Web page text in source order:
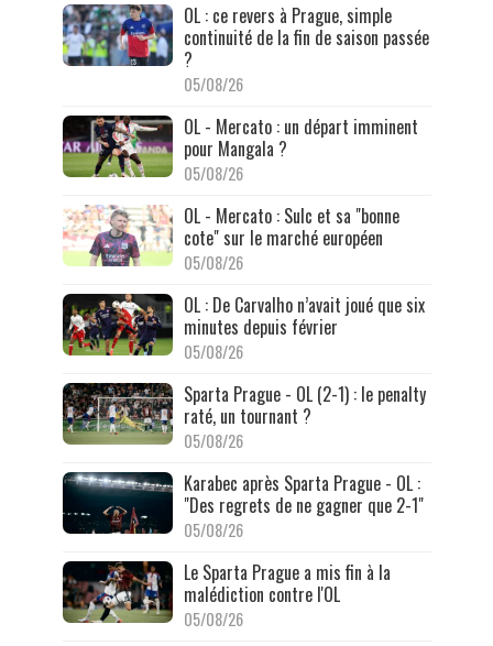
OL : ce revers à Prague, simple
continuité de la fin de saison passée
?
05/08/26
OL - Mercato : un départ imminent
pour Mangala ?
05/08/26
OL - Mercato : Sulc et sa "bonne
cote" sur le marché européen
05/08/26
OL : De Carvalho n’avait joué que six
minutes depuis février
05/08/26
Sparta Prague - OL (2-1) : le penalty
raté, un tournant ?
05/08/26
Karabec après Sparta Prague - OL :
"Des regrets de ne gagner que 2-1"
05/08/26
Le Sparta Prague a mis fin à la
malédiction contre l'OL
05/08/26